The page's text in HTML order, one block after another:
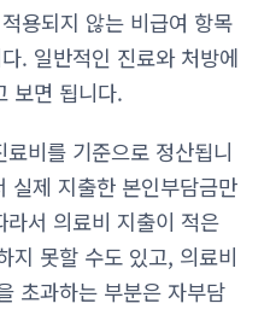
용되지 않는 비급여 항목
. 일반적인 진료와 처방에
보면 됩니다.
비를 기준으로 정산됩니
실제 지출한 본인부담금만
서 의료비 지출이 적은
지 못할 수도 있고, 의료비
초과하는 부분은 자부담